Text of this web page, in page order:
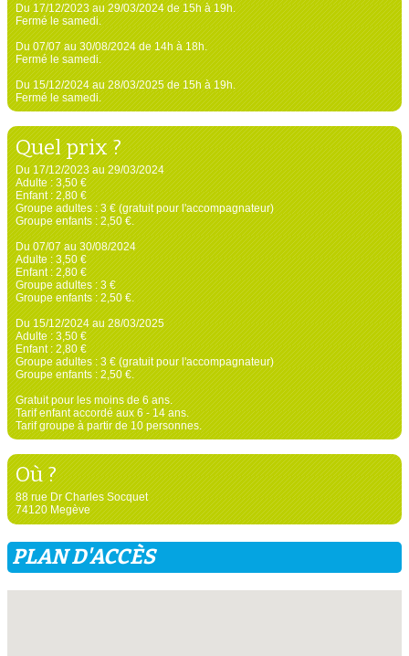
Du 17/12/2023 au 29/03/2024 de 15h à 19h.
Fermé le samedi.
Du 07/07 au 30/08/2024 de 14h à 18h.
Fermé le samedi.
Du 15/12/2024 au 28/03/2025 de 15h à 19h.
Fermé le samedi.
Quel prix ?
Du 17/12/2023 au 29/03/2024
Adulte : 3,50 €
Enfant : 2,80 €
Groupe adultes : 3 € (gratuit pour l'accompagnateur)
Groupe enfants : 2,50 €.
Du 07/07 au 30/08/2024
Adulte : 3,50 €
Enfant : 2,80 €
Groupe adultes : 3 €
Groupe enfants : 2,50 €.
Du 15/12/2024 au 28/03/2025
Adulte : 3,50 €
Enfant : 2,80 €
Groupe adultes : 3 € (gratuit pour l'accompagnateur)
Groupe enfants : 2,50 €.
Gratuit pour les moins de 6 ans.
Tarif enfant accordé aux 6 - 14 ans.
Tarif groupe à partir de 10 personnes.
Où ?
88 rue Dr Charles Socquet
74120 Megève
PLAN D'ACCÈS